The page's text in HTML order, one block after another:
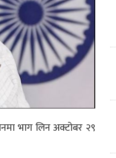
भाग लिन अक्टोबर २९